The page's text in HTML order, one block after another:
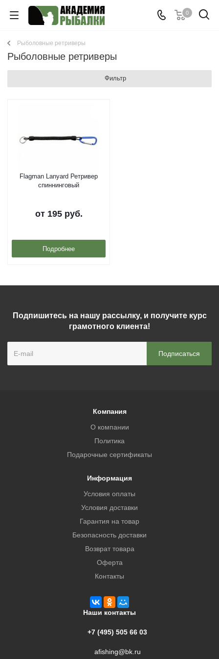
0
Рыболовные ретриверы
Рыболовные ретриверы
Фильтр
Flagman Lanyard Ретривер
спиннинговый
от 195 руб.
Подробнее
Подпишитесь на нашу рассылку, и получите курс
грамотного клиента!
Компания
О компании
Политика
Подарочные сертификаты
Информация
Условия оплаты
Условия доставки
Гарантия на товар
Безопасность доставки
Возврат товара
Оферта
Контакты
Наши контакты
+7 (495) 505 66 03
afishing@bk.ru